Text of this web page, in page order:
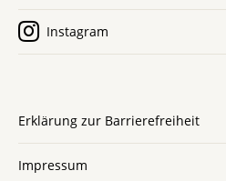
Instagram
Erklärung zur Barrierefreiheit
Impressum